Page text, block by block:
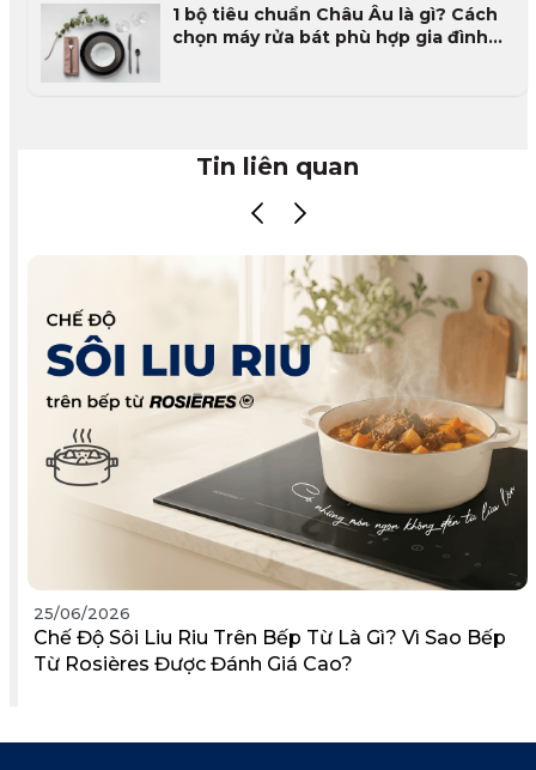
1 bộ tiêu chuẩn Châu Âu là gì? Cách
chọn máy rửa bát phù hợp gia đình
Tin liên quan
25/06/2026
Chế Độ Sôi Liu Riu Trên Bếp Từ Là Gì? Vì Sao Bếp
Từ Rosières Được Đánh Giá Cao?